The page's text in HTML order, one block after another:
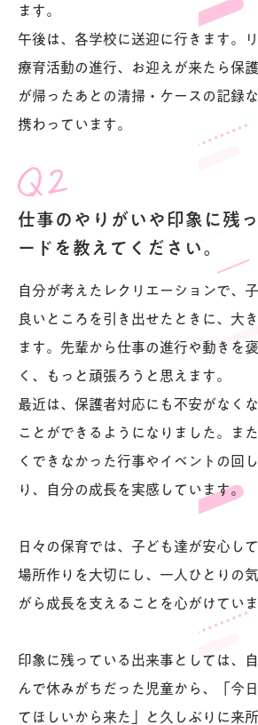
ます。
午後は、各学校に送迎に行きます。
療育活動の進行、お迎えが来たら保
が帰ったあとの清掃・ケースの記録
携わっています。
仕事のやりがいや印象に残
ードを教えてください。
自分が考えたレクリエーションで、
良いところを引き出せたときに、大
ます。先輩から仕事の進行や動きを
く、もっと頑張ろうと思えます。
最近は、保護者対応にも不安がなく
ことができるようになりました。ま
くできなかった行事やイベントの回
り、自分の成長を実感しています。
日々の保育では、子ども達が安心し
場所作りを大切にし、一人ひとりの
がら成長を支えることを心がけていま
印象に残っている出来事としては、
んで休みがちだった児童から、「今
てほしいから来た」と久しぶりに来